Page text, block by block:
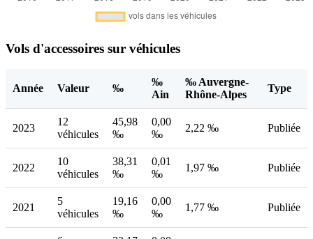
Vols d'accessoires sur véhicules
Année Valeur ‰
‰
Ain
‰ Auvergne-
Rhône-Alpes
Type
2023
12
véhicules
45,98
‰
0,00
‰
2,22 ‰ Publiée
2022
10
véhicules
38,31
‰
0,01
‰
1,97 ‰ Publiée
2021
5
véhicules
19,16
‰
0,00
‰
1,77 ‰ Publiée